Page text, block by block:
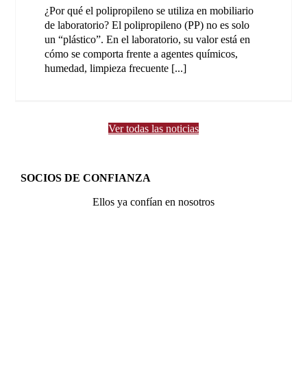
¿Por qué el polipropileno se utiliza en mobiliario
de laboratorio? El polipropileno (PP) no es solo
un “plástico”. En el laboratorio, su valor está en
cómo se comporta frente a agentes químicos,
humedad, limpieza frecuente [...]
Ver todas las noticias
SOCIOS DE CONFIANZA
Ellos ya confían en nosotros